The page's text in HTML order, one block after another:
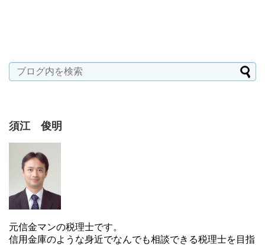
須江 俊明
元信金マンの税理士です。
信用金庫のような身近でなんでも相談できる税理士を目指